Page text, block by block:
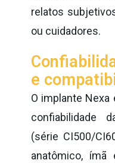
relatos
ou cuidadores.
e
O implante Nexa
confiabilidade
(série CI500/
anatômico,